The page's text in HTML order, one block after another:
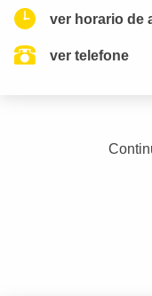
ver horario de
ver telefone